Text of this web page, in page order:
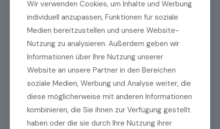
Wir verwenden Cookies, um Inhalte und Werbung
individuell anzupassen, Funktionen für soziale
Medien bereitzustellen und unsere Website-
Nutzung zu analysieren. Außerdem geben wir
Informationen über Ihre Nutzung unserer
Website an unsere Partner in den Bereichen
soziale Medien, Werbung und Analyse weiter, die
diese möglicherweise mit anderen Informationen
kombinieren, die Sie ihnen zur Verfügung gestellt
haben oder die sie durch Ihre Nutzung ihrer